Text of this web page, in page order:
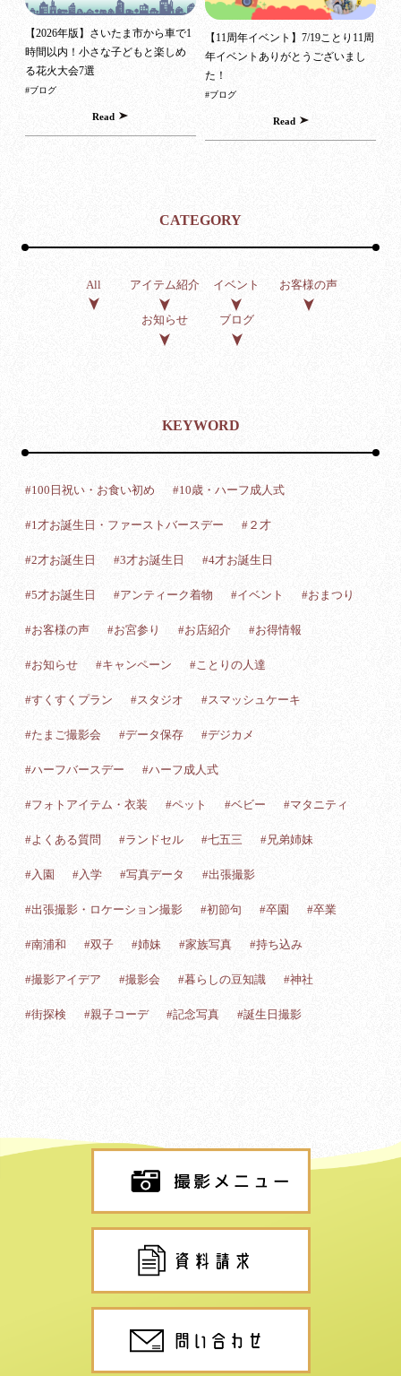
【2026年版】さいたま市から車で1
時間以内！小さな子どもと楽しめ
る花火大会7選
#ブログ
Read
【11周年イベント】7/19ことり11周
年イベントありがとうございまし
た！
#ブログ
Read
CATEGORY
All アイテム紹介 イベント お客様の声
お知らせ ブログ
KEYWORD
#100日祝い・お食い初め #10歳・ハーフ成人式
#1才お誕生日・ファーストバースデー #２才
#2才お誕生日 #3才お誕生日 #4才お誕生日
#5才お誕生日 #アンティーク着物 #イベント #おまつり
#お客様の声 #お宮参り #お店紹介 #お得情報
#お知らせ #キャンペーン #ことりの人達
#すくすくプラン #スタジオ #スマッシュケーキ
#たまご撮影会 #データ保存 #デジカメ
#ハーフバースデー #ハーフ成人式
#フォトアイテム・衣装 #ペット #ベビー #マタニティ
#よくある質問 #ランドセル #七五三 #兄弟姉妹
#入園 #入学 #写真データ #出張撮影
#出張撮影・ロケーション撮影 #初節句 #卒園 #卒業
#南浦和 #双子 #姉妹 #家族写真 #持ち込み
#撮影アイデア #撮影会 #暮らしの豆知識 #神社
#街探検 #親子コーデ #記念写真 #誕生日撮影